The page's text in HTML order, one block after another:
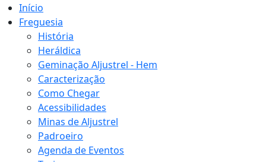
Início
Freguesia
História
Heráldica
Geminação Aljustrel - Hem
Caracterização
Como Chegar
Acessibilidades
Minas de Aljustrel
Padroeiro
Agenda de Eventos